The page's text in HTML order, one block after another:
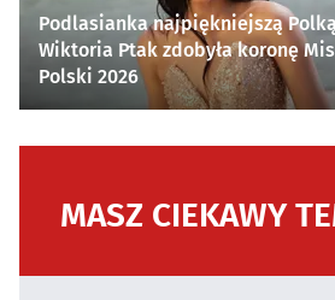
Podlasianka najpiękniejszą
Wiktoria Ptak zdobyła koronę
Polski 2026
MASZ CIEKAWY